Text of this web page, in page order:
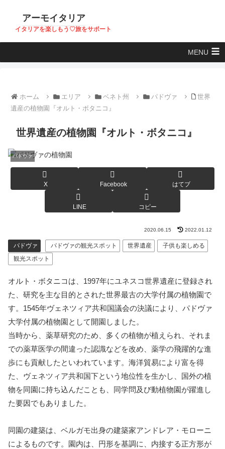
アーモイタリア
イタリアを楽しもう♡旅をサポート
MENU
ホーム エリア ベネト州 パドヴァ
世界
遺産の植物園『オルト・ボタニコ』
世界遺産の植物園『オルト・ボタニコ』
パドヴァ
X Facebook はてブ
LINE コピー
2020.06.15 2022.01.12
パドヴァ パドヴァの観光スポット 世界遺産
子供も楽しめる
観光スポット
オルト・ボタニコは、1997年にユネスコ世界遺産に登録され
た、研究を主な目的とされた世界最古の大学付属の植物園で
す。1545年ヴェネツィア共和国議会の決議により、パドヴァ
大学付属の植物園として開園しました。
当時から、薬草研究のため、多くの植物が植えられ、それま
での薬草医学の間違った認識などを改め、薬学の飛躍的な進
歩にも貢献したといわれています。海洋貿易により富を得
た、ヴェネツィア共和国下という地位性を生かし、国外の植
物を同園に持ち込んだことも、同学問及び動植物園が躍進し
た要因でもありました。
同園の建築は、ベルガモ出身の建築家アンドレア・モローニ
によるものです。園内は、円形を基調に、内接する正方形が